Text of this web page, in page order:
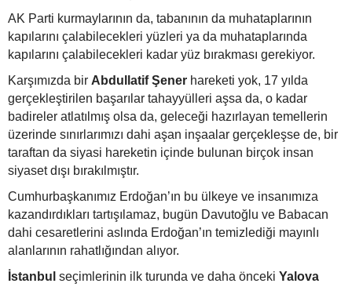
AK Parti kurmaylarının da, tabanının da muhataplarının
kapılarını çalabilecekleri yüzleri ya da muhataplarında
kapılarını çalabilecekleri kadar yüz bırakması gerekiyor.
Karşımızda bir Abdullatif Şener hareketi yok, 17 yılda
gerçekleştirilen başarılar tahayyülleri aşsa da, o kadar
badireler atlatılmış olsa da, geleceği hazırlayan temellerin
üzerinde sınırlarımızı dahi aşan inşaalar gerçekleşse de, bir
taraftan da siyasi hareketin içinde bulunan birçok insan
siyaset dışı bırakılmıştır.
Cumhurbaşkanımız Erdoğan’ın bu ülkeye ve insanımıza
kazandırdıkları tartışılamaz, bugün Davutoğlu ve Babacan
dahi cesaretlerini aslında Erdoğan’ın temizlediği mayınlı
alanlarının rahatlığından alıyor.
İstanbul seçimlerinin ilk turunda ve daha önceki Yalova